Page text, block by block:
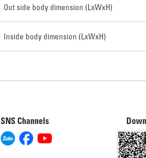
Out side body dimension (LxWxH)
Inside body dimension (LxWxH)
SNS Channels